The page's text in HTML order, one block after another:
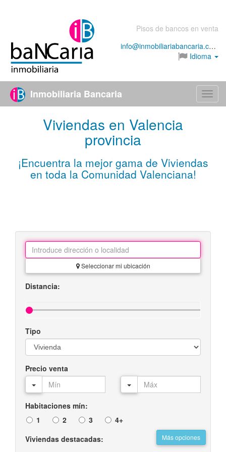
Pisos de bancos en venta
info@inmobiliariabancaria.com
Idioma
Menú
Inmobiliaria Bancaria
Viviendas en Valencia
provincia
¡Encuentra la mejor gama de Viviendas
en toda la Comunidad Valenciana!
Seleccionar mi ubicación
Distancia:
Tipo
Precio venta
Habitaciones mín:
1
2 3 4+
Más opciones
Viviendas destacadas: